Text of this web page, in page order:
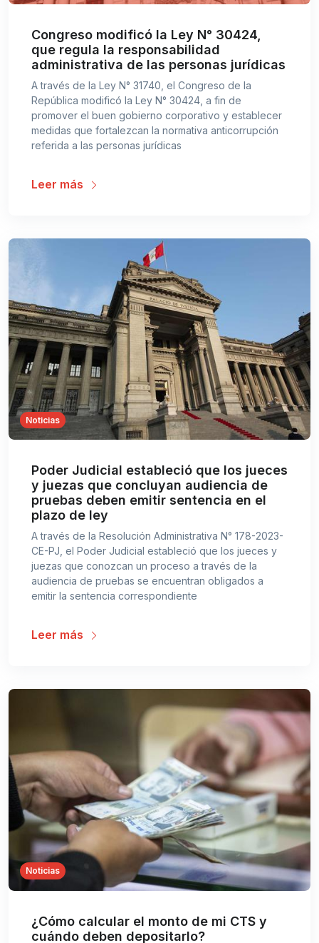
Congreso modificó la Ley N° 30424,
que regula la responsabilidad
administrativa de las personas jurídicas
A través de la Ley N° 31740, el Congreso de la
República modificó la Ley N° 30424, a fin de
promover el buen gobierno corporativo y establecer
medidas que fortalezcan la normativa anticorrupción
referida a las personas jurídicas
Leer más
Noticias
Poder Judicial estableció que los jueces
y juezas que concluyan audiencia de
pruebas deben emitir sentencia en el
plazo de ley
A través de la Resolución Administrativa N° 178-2023-
CE-PJ, el Poder Judicial estableció que los jueces y
juezas que conozcan un proceso a través de la
audiencia de pruebas se encuentran obligados a
emitir la sentencia correspondiente
Leer más
Noticias
¿Cómo calcular el monto de mi CTS y
cuándo deben depositarlo?